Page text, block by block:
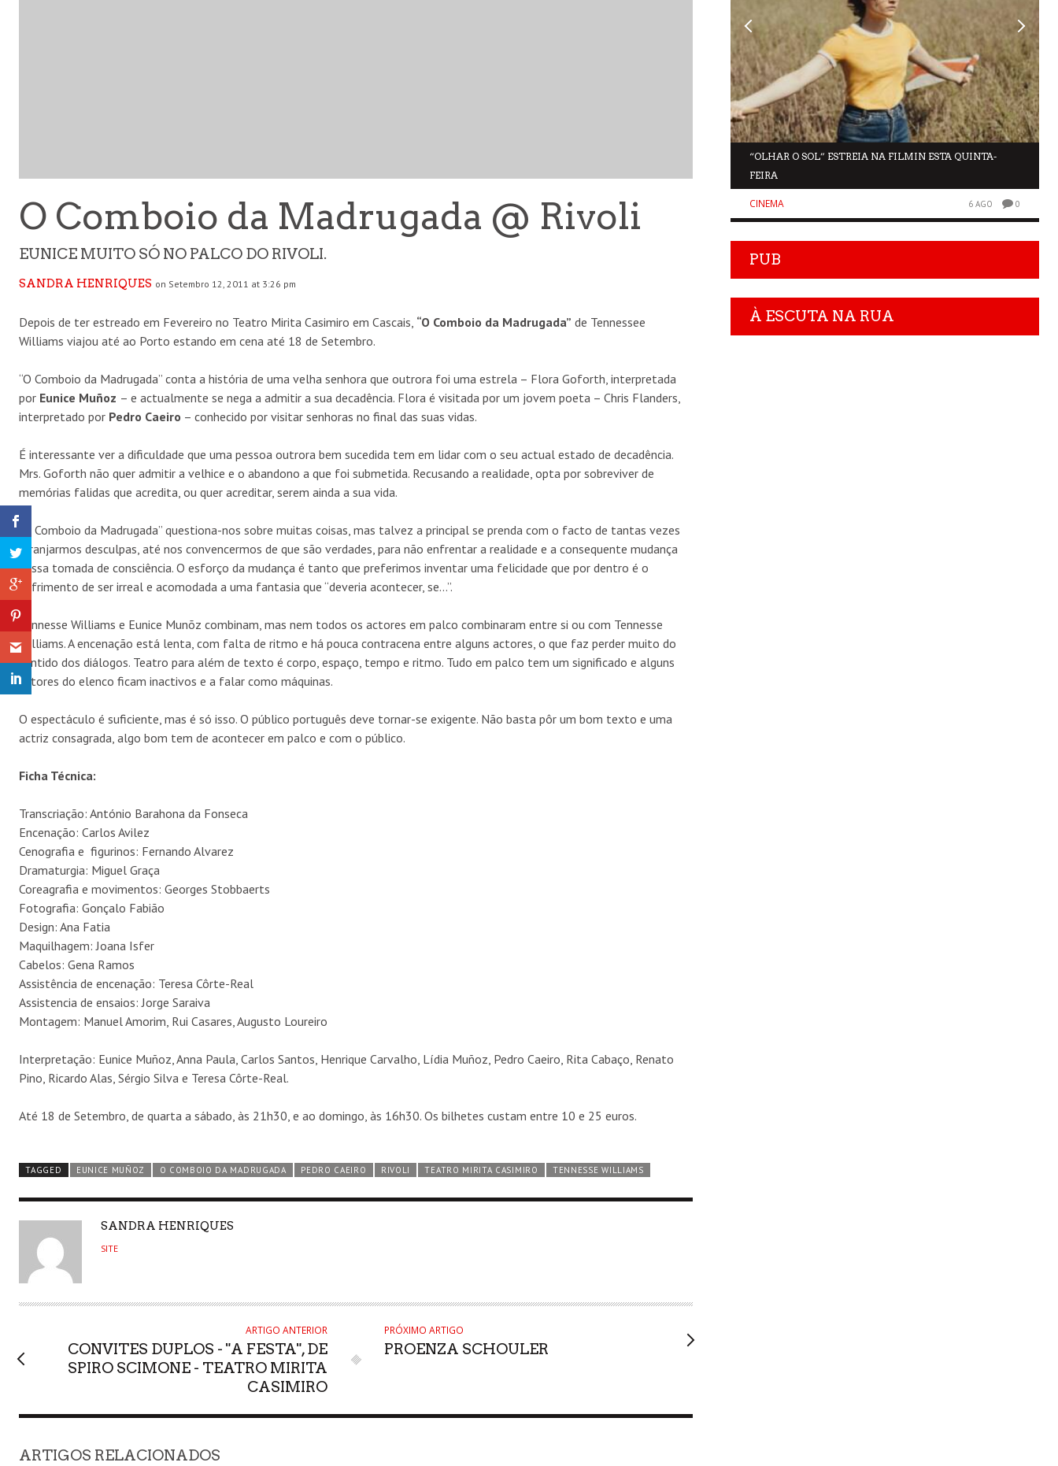
O Comboio da Madrugada @ Rivoli
EUNICE MUITO SÓ NO PALCO DO RIVOLI.
SANDRA HENRIQUES on Setembro 12, 2011 at 3:26 pm
Depois de ter estreado em Fevereiro no Teatro Mirita Casimiro em Cascais, “O Comboio da Madrugada” de Tennessee
Williams viajou até ao Porto estando em cena até 18 de Setembro.
“O Comboio da Madrugada” conta a história de uma velha senhora que outrora foi uma estrela – Flora Goforth, interpretada
por Eunice Muñoz – e actualmente se nega a admitir a sua decadência. Flora é visitada por um jovem poeta – Chris Flanders,
interpretado por Pedro Caeiro – conhecido por visitar senhoras no final das suas vidas.
É interessante ver a dificuldade que uma pessoa outrora bem sucedida tem em lidar com o seu actual estado de decadência.
Mrs. Goforth não quer admitir a velhice e o abandono a que foi submetida. Recusando a realidade, opta por sobreviver de
memórias falidas que acredita, ou quer acreditar, serem ainda a sua vida.
“O Comboio da Madrugada” questiona-nos sobre muitas coisas, mas talvez a principal se prenda com o facto de tantas vezes
arranjarmos desculpas, até nos convencermos de que são verdades, para não enfrentar a realidade e a consequente mudança
dessa tomada de consciência. O esforço da mudança é tanto que preferimos inventar uma felicidade que por dentro é o
sofrimento de ser irreal e acomodada a uma fantasia que “deveria acontecer, se…”.
Tennesse Williams e Eunice Munõz combinam, mas nem todos os actores em palco combinaram entre si ou com Tennesse
Williams. A encenação está lenta, com falta de ritmo e há pouca contracena entre alguns actores, o que faz perder muito do
sentido dos diálogos. Teatro para além de texto é corpo, espaço, tempo e ritmo. Tudo em palco tem um significado e alguns
actores do elenco ficam inactivos e a falar como máquinas.
O espectáculo é suficiente, mas é só isso. O público português deve tornar-se exigente. Não basta pôr um bom texto e uma
actriz consagrada, algo bom tem de acontecer em palco e com o público.
Ficha Técnica:
Transcriação: António Barahona da Fonseca
Encenação: Carlos Avilez
Cenografia e figurinos: Fernando Alvarez
Dramaturgia: Miguel Graça
Coreagrafia e movimentos: Georges Stobbaerts
Fotografia: Gonçalo Fabião
Design: Ana Fatia
Maquilhagem: Joana Isfer
Cabelos: Gena Ramos
Assistência de encenação: Teresa Côrte-Real
Assistencia de ensaios: Jorge Saraiva
Montagem: Manuel Amorim, Rui Casares, Augusto Loureiro
Interpretação: Eunice Muñoz, Anna Paula, Carlos Santos, Henrique Carvalho, Lídia Muñoz, Pedro Caeiro, Rita Cabaço, Renato
Pino, Ricardo Alas, Sérgio Silva e Teresa Côrte-Real.
Até 18 de Setembro, de quarta a sábado, às 21h30, e ao domingo, às 16h30. Os bilhetes custam entre 10 e 25 euros.
TAGGED EUNICE MUÑOZ O COMBOIO DA MADRUGADA PEDRO CAEIRO RIVOLI TEATRO MIRITA CASIMIRO TENNESSE WILLIAMS
AUTHOR
SANDRA HENRIQUES
SITE
ARTIGO ANTERIOR
CONVITES DUPLOS - "A FESTA", DE
SPIRO SCIMONE - TEATRO MIRITA
CASIMIRO
PRÓXIMO ARTIGO
PROENZA SCHOULER
ARTIGOS RELACIONADOS
“OLHAR O SOL” ESTREIA NA FILMIN ESTA QUINTA-
FEIRA
CINEMA 6 AGO 0
MARCAS
PUB
À ESCUTA NA RUA